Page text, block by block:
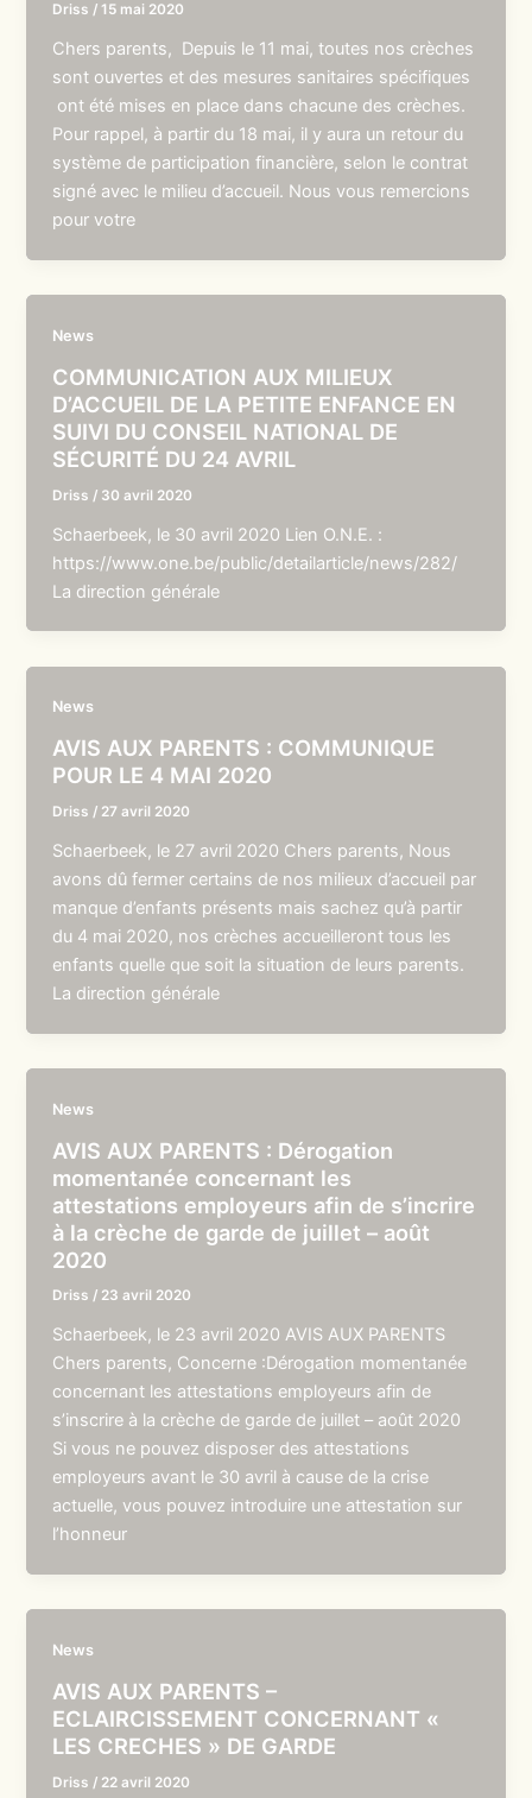
Driss /15 mai 2020
Chers parents, Depuis le 11 mai, toutes nos crèches
sont ouvertes et des mesures sanitaires spécifiques
ont été mises en place dans chacune des crèches.
Pour rappel, à partir du 18 mai, il y aura un retour du
système de participation financière, selon le contrat
signé avec le milieu d’accueil. Nous vous remercions
pour votre
News
COMMUNICATION AUX MILIEUX
D’ACCUEIL DE LA PETITE ENFANCE EN
SUIVI DU CONSEIL NATIONAL DE
SÉCURITÉ DU 24 AVRIL
Driss / 30 avril 2020
Schaerbeek, le 30 avril 2020 Lien O.N.E. :
https://www.one.be/public/detailarticle/news/282/
La direction générale
News
AVIS AUX PARENTS : COMMUNIQUE
POUR LE 4 MAI 2020
Driss / 27 avril 2020
Schaerbeek, le 27 avril 2020 Chers parents, Nous
avons dû fermer certains de nos milieux d’accueil par
manque d’enfants présents mais sachez qu’à partir
du 4 mai 2020, nos crèches accueilleront tous les
enfants quelle que soit la situation de leurs parents.
La direction générale
News
AVIS AUX PARENTS : Dérogation
momentanée concernant les
attestations employeurs afin de s’incrire
à la crèche de garde de juillet – août
2020
Driss / 23 avril 2020
Schaerbeek, le 23 avril 2020 AVIS AUX PARENTS
Chers parents, Concerne :Dérogation momentanée
concernant les attestations employeurs afin de
s’inscrire à la crèche de garde de juillet – août 2020
Si vous ne pouvez disposer des attestations
employeurs avant le 30 avril à cause de la crise
actuelle, vous pouvez introduire une attestation sur
l’honneur
News
AVIS AUX PARENTS –
ECLAIRCISSEMENT CONCERNANT «
LES CRECHES » DE GARDE
Driss / 22 avril 2020